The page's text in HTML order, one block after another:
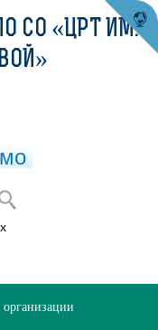
квеста
СО «ЦРТ ИМ.
организации